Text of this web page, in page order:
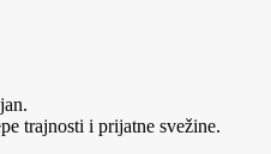
trajnosti i prijatne svežine.